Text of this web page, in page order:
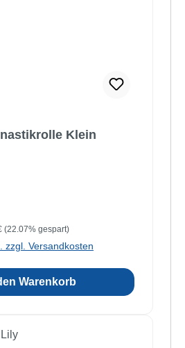
Klein
Preis:
(22.07% gespart)
zzgl. Versandkosten
Warenkorb